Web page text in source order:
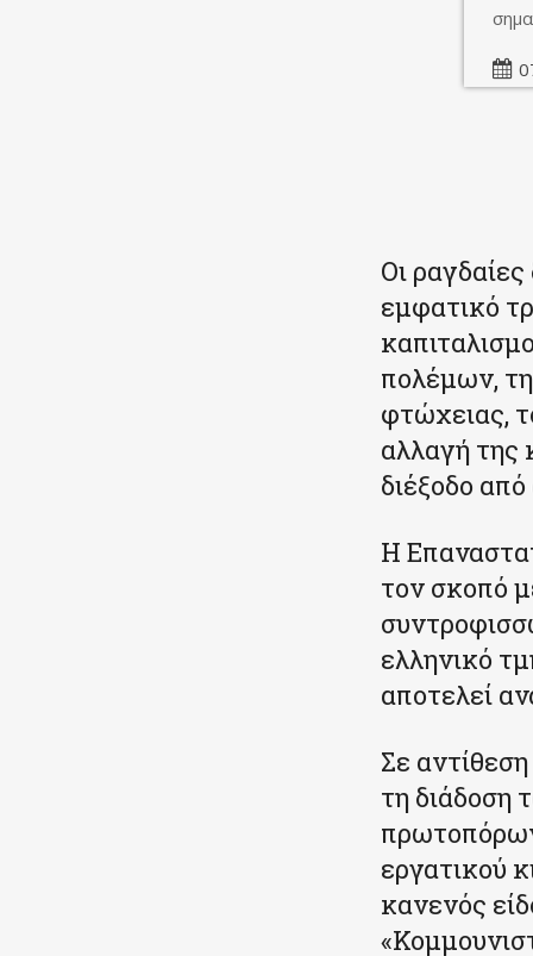
Οι
εμφατικό
πολέμων,
φτώχειας,
αλλαγή της
διέξοδο
Η
τον σκοπό
ελληνικό
αποτελεί
Σε
τη διάδοση
εργατικού
κανενός